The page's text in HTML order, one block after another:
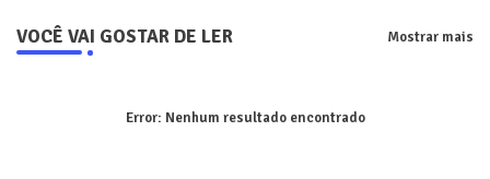
VOCÊ VAI GOSTAR DE LER Mostrar mais
Error: Nenhum resultado encontrado